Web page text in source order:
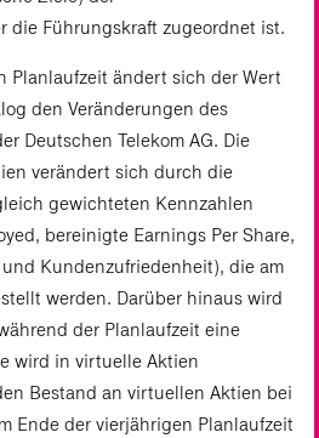
die Führungskraft zugeordnet ist.
Planlaufzeit ändert sich der Wert
den Veränderungen des
Deutschen Telekom AG. Die
verändert sich durch die
gewichteten Kennzahlen
bereinigte Earnings Per Share,
Kundenzufriedenheit), die am
werden. Darüber hinaus wird
der Planlaufzeit eine
wird in virtuelle Aktien
Bestand an virtuellen Aktien bei
Ende der vierjährigen Planlaufzeit